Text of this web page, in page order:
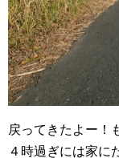
戻ってきたよー！
４時過ぎには家に